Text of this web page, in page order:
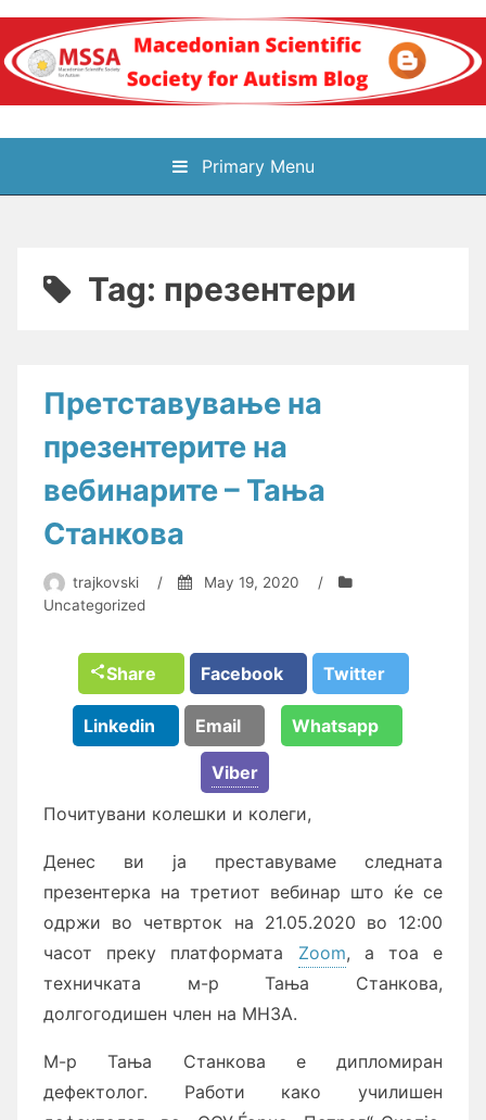
Skip
content
Блог на
Македонското научно
здружение за
Primary Menu
Tag: презентери
Претставување на
презентерите на
вебинарите – Тања
Станкова
trajkovski / May 19, 2020
/
Uncategorized
Share Facebook Twitter
Linkedin Email Whatsapp
Viber
Почитувани колешки и колеги,
Денес ви ја преставуваме следната
презентерка на третиот вебинар што ќе се
одржи во четврток на 21.05.2020 во 12:00
часот преку платформата
Zoom, а тоа е
техничката м-р Тања Станкова,
долгогодишен член на МНЗА.
М-р Тања Станкова е дипломиран
дефектолог. Работи како училишен